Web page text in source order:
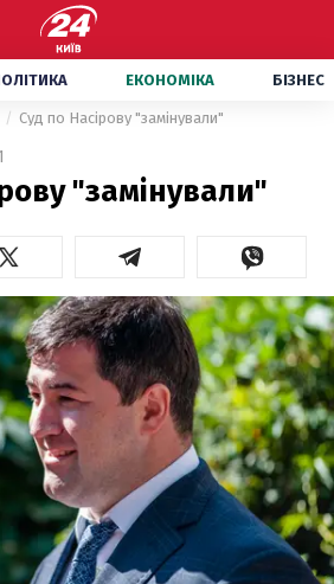
ЕКОНОМІКА БІЗНЕС
Суд по Насірову "замінували"
"замінували"